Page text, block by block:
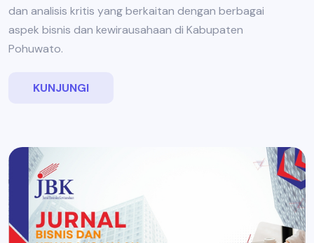
dan analisis kritis yang berkaitan dengan berbagai
aspek bisnis dan kewirausahaan di Kabupaten
Pohuwato.
KUNJUNGI